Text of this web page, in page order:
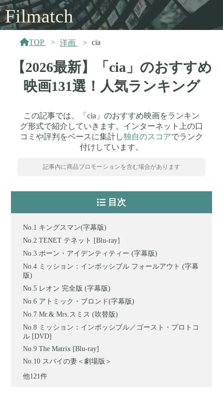
Filmatch
TOP 洋画 cia
【2026最新】「cia」のおすすめ
映画131選！人気ランキング
この記事では、「cia」のおすすめ映画をランキン
グ形式で紹介していきます。インターネット上の口
コミや評判をベースに集計し独自のスコアでランク
付けしています。
記事内に商品プロモーションを含む場合があります
目次
キングスマン(字幕版)
TENET テネット [Blu-ray]
ボーン・アイデンティティー (字幕版)
ミッション：インポッシブル フォールアウト (字幕
版)
レオン 完全版 (字幕版)
アトミック・ブロンド(字幕版)
Mr.& Mrs.スミス (吹替版)
ミッション：インポッシブル／ゴースト・プロトコ
ル [DVD]
The Matrix [Blu-ray]
スパイの妻＜劇場版＞
他121件